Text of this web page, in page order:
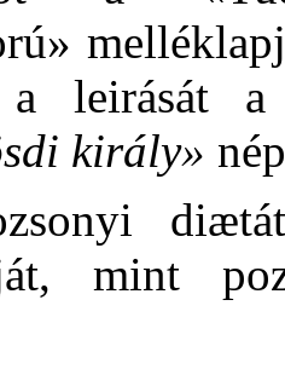
a leirását
király»
mint